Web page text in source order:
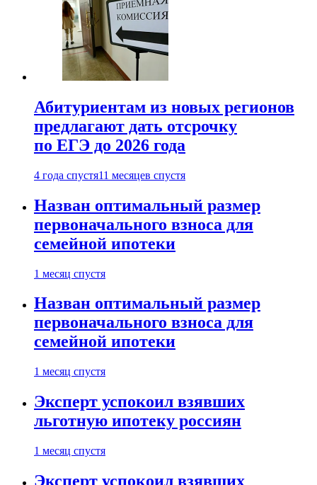
Абитуриентам из новых регионов
предлагают дать отсрочку
по ЕГЭ до 2026 года
4 года спустя11 месяцев спустя
Назван оптимальный размер
первоначального взноса для
семейной ипотеки
1 месяц спустя
Назван оптимальный размер
первоначального взноса для
семейной ипотеки
1 месяц спустя
Эксперт успокоил взявших
льготную ипотеку россиян
1 месяц спустя
Эксперт успокоил взявших